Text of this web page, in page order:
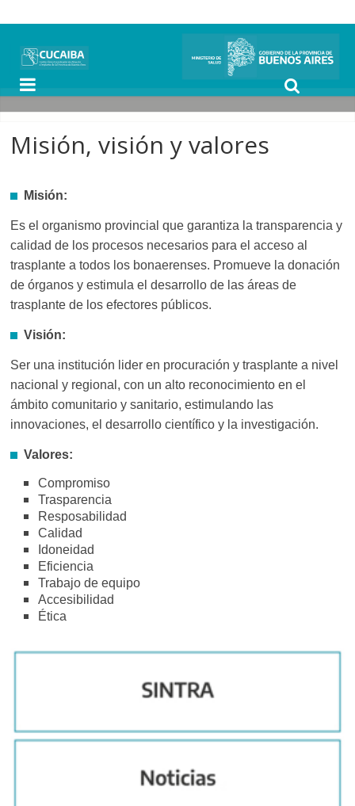
Misión, visión y valores
Misión:
Es el organismo provincial que garantiza la transparencia y
calidad de los procesos necesarios para el acceso al
trasplante a todos los bonaerenses. Promueve la donación
de órganos y estimula el desarrollo de las áreas de
trasplante de los efectores públicos.
Visión:
Ser una institución lider en procuración y trasplante a nivel
nacional y regional, con un alto reconocimiento en el
ámbito comunitario y sanitario, estimulando las
innovaciones, el desarrollo científico y la investigación.
Valores:
Compromiso
Trasparencia
Resposabilidad
Calidad
Idoneidad
Eficiencia
Trabajo de equipo
Accesibilidad
Ética